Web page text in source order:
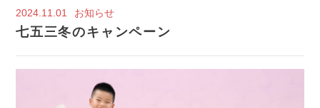
2024.11.01 お知らせ
七五三冬のキャンペーン